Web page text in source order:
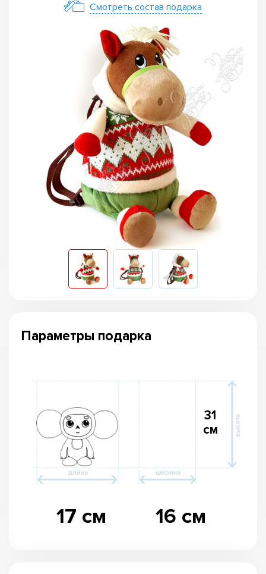
Смотреть состав подарка
Параметры подарка
17 см 16 см
31
см